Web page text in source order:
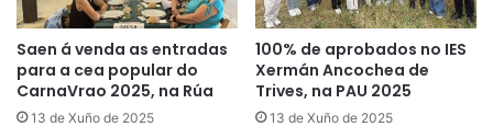
Saen á venda as entradas
para a cea popular do
CarnaVrao 2025, na Rúa
13 de Xuño de 2025
100% de aprobados no IES
Xermán Ancochea de
Trives, na PAU 2025
13 de Xuño de 2025